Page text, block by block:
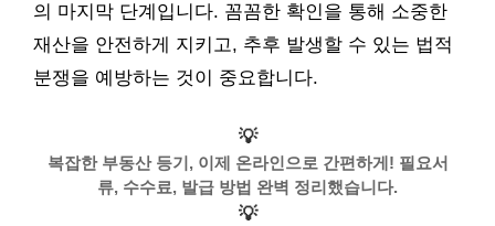
의 마지막 단계입니다. 꼼꼼한 확인을 통해 소중한
재산을 안전하게 지키고, 추후 발생할 수 있는 법적
분쟁을 예방하는 것이 중요합니다.
💡
복잡한 부동산 등기, 이제 온라인으로 간편하게! 필요서
류, 수수료, 발급 방법 완벽 정리했습니다.
💡